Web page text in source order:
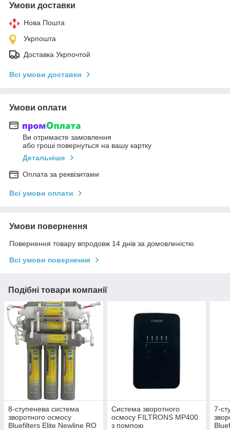
Умови доставки
Нова Пошта
Укрпошта
Доставка Укрпочтой
Всі умови доставки
Умови оплати
Ви отримаєте замовлення
або гроші повернуться на вашу картку
Детальніше
Оплата за реквізитами
Всі умови оплати
Умови повернення
Повернення товару впродовж 14 днів за домовленістю
Всі умови повернення
Подібні товари компанії
8-ступенева система
зворотного осмосу
Bluefilters Elite Newline RO
Система зворотного
осмосу FILTRONS MP400
з помпою
7-